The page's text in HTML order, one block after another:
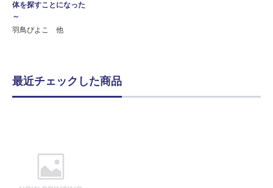
体を探すことになった
～
羽鳥ぴよこ 他
最近チェックした商品